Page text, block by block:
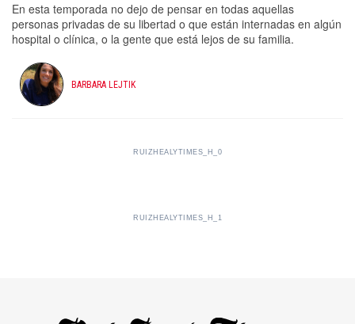
En esta temporada no dejo de pensar en todas aquellas
personas privadas de su libertad o que están internadas en algún
hospital o clínica, o la gente que está lejos de su familia.
BARBARA LEJTIK
RUIZHEALYTIMES_H_0
RUIZHEALYTIMES_H_1